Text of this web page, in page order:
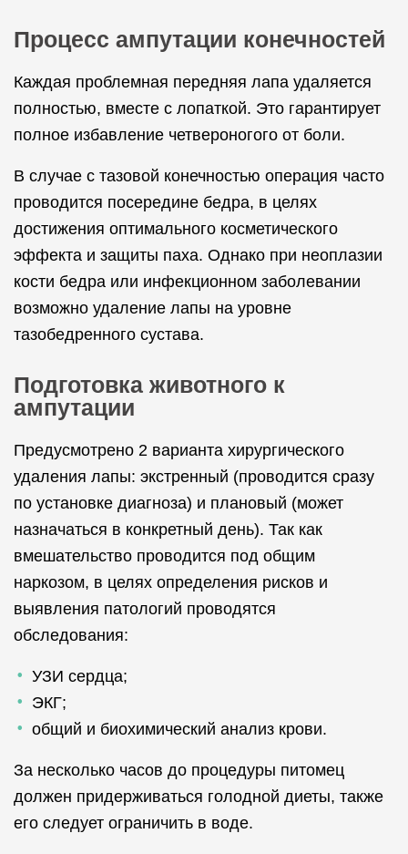
Процесс ампутации конечностей
Каждая проблемная передняя лапа удаляется
полностью, вместе с лопаткой. Это гарантирует
полное избавление четвероногого от боли.
В случае с тазовой конечностью операция часто
проводится посередине бедра, в целях
достижения оптимального косметического
эффекта и защиты паха. Однако при неоплазии
кости бедра или инфекционном заболевании
возможно удаление лапы на уровне
тазобедренного сустава.
Подготовка животного к
ампутации
Предусмотрено 2 варианта хирургического
удаления лапы: экстренный (проводится сразу
по установке диагноза) и плановый (может
назначаться в конкретный день). Так как
вмешательство проводится под общим
наркозом, в целях определения рисков и
выявления патологий проводятся
обследования:
УЗИ сердца;
ЭКГ;
общий и биохимический анализ крови.
За несколько часов до процедуры питомец
должен придерживаться голодной диеты, также
его следует ограничить в воде.